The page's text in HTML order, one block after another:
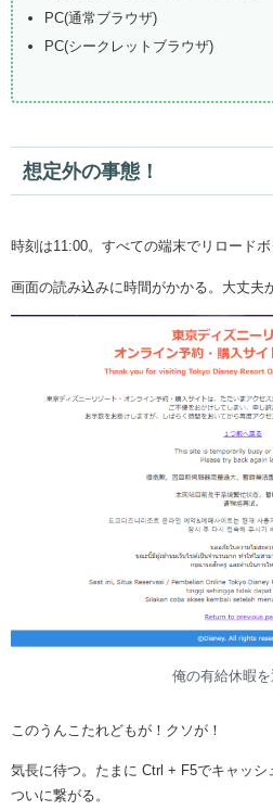
PC(通常ブラウザ)
PC(シークレットブラウザ)
想定外の事態！
時刻は11:00。すべての端末でリロードボ
画面の読み込みに時間がかかる。大丈夫
俺の有給休暇を
このうんこたれどもが！クソが！
気長に待つ。たまに Ctrl + F5でキャッシ
ついに繋がる。